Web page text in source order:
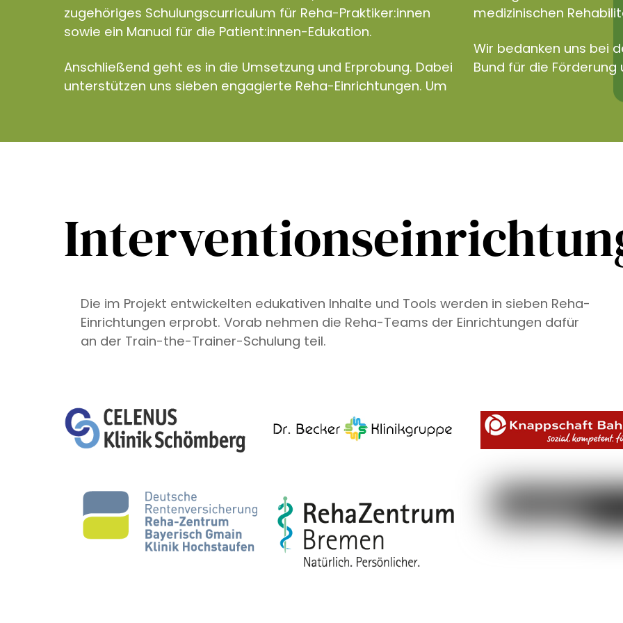
zugehöriges Schulungscurriculum für Reha-Praktiker:innen
sowie ein Manual für die Patient:innen-Edukation.
Anschließend geht es in die Umsetzung und Erprobung. Dabei
unterstützen uns sieben engagierte Reha-Einrichtungen. Um
medizinischen
Wir bedanken uns bei
Bund für die Förderung
Die im Projekt entwickelten edukativen Inhalte und Tools werden in sieben Reha-
Einrichtungen erprobt. Vorab nehmen die Reha-Teams der Einrichtungen dafür
an der Train-the-Trainer-Schulung teil.